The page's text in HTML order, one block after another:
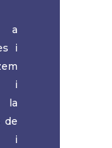
a
i
i
la
de
i